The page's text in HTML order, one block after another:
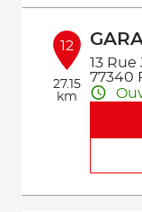
12
27.15
km
13
77340